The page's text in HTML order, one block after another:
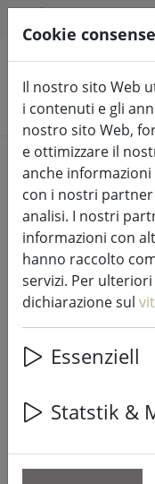
Cerca prodotti
Home Luci e
Sirius Tech-
starter set
3 m esterno
Cookie consense
Il nostro sito Web
i contenuti e gli
nostro sito Web,
e ottimizzare il
anche
con i nostri
analisi. I nostri
informazioni con
hanno raccolto
servizi. Per
dichiarazione sul
Essenziell
Statstik &